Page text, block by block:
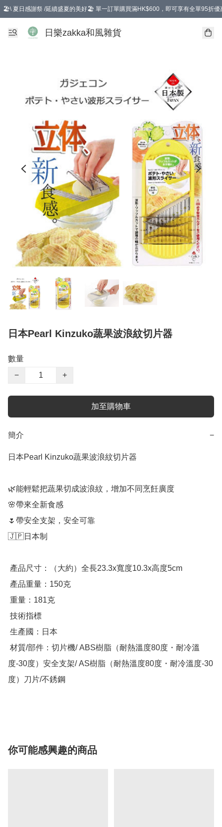
🏖️\ 夏日感謝祭 /延續盛夏的美好🏖️ 單一訂單購買滿HK$600，即可享有全單95折優
選擇GoGoX住宅/工商地址配送，單一訂單消費購物滿HK$680(折扣後），可享有
日樂zakka和風雜貨
日本Pearl Kinzuko蔬果波浪紋切片器
數量
−
+
加至購物車
簡介 −
日本Pearl Kinzuko蔬果波浪紋切片器
🌿能輕鬆把蔬果切成波浪紋，增加不同烹飪廣度
🌸帶來全新食感
🌷帶安全支架，安全可靠
🇯🇵日本制
度-30度）安全支架/ AS樹脂（耐熱溫度80度・耐冷溫度-30
度）刀片/不銹鋼
你可能感興趣的商品